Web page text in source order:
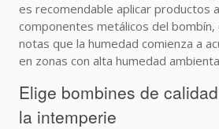
es recomendable aplicar productos
componentes metálicos del bombín,
notas que la humedad comienza a
en zonas con alta humedad
Elige bombines de
la intemperie